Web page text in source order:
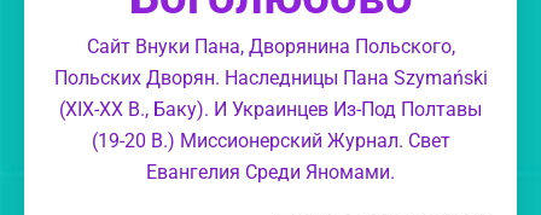
Год Рождества Христова.
Манна Небесная. Manna from Heaven.
Сайт Внуки Пана, Дворянина Польского,
Польских Дворян. Наследницы Пана Szymański
(XIX-XX В., Баку). И Украинцев Из-Под Полтавы
(19-20 В.) Миссионерский Журнал. Свет
Евангелия Среди Яномами.